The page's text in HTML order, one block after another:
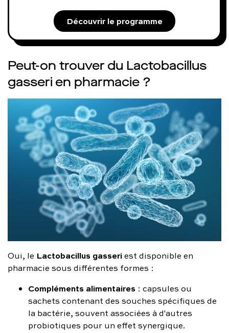
Découvrir le programme
Peut-on trouver du Lactobacillus
gasseri en pharmacie ?
Oui, le Lactobacillus gasseriest disponible en
pharmacie sous différentes formes :
Compléments alimentaires : capsules ou
sachets contenant des souches spécifiques de
la bactérie, souvent associées à d'autres
probiotiques pour un effet synergique.